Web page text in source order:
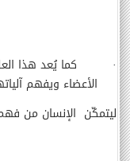
·
كما يُعد هذا
الأعضاء ويفهم
ليتمكّن الإنسان من